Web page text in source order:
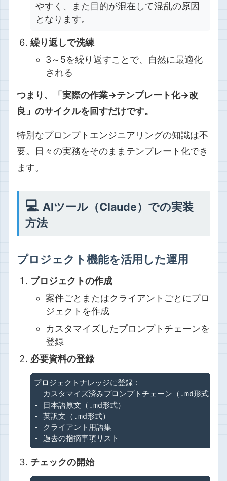
やすく、また目的が混在して混乱の原因
となります。
繰り返しで洗練
3～5を繰り返すことで、自然に最適化
される
つまり、「実際の作業→テンプレート化→改
良」のサイクルを回すだけです。
特別なプロンプトエンジニアリングの知識は不
要。日々の実務をそのままテンプレート化でき
ます。
💻 AIツール（Claude）での実装
方法
プロジェクト機能を活用した運用
プロジェクトの作成
案件ごとまたはクライアントごとにプロ
ジェクトを作成
カスタマイズしたプロンプトチェーンを
登録
必要資料の登録
プロジェクトナレッジに登録：
- カスタマイズ済みプロンプトチェーン（.md形式）
- 日本語原文（.md形式）
- 英訳文（.md形式）
- クライアント用語集
- 過去の指摘事項リスト
チェックの開始